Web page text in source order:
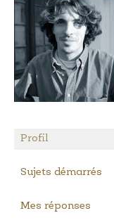
Profil
Sujets démarrés
Mes réponses